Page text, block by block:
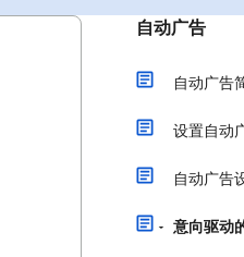
自动广告
自动广告
设置自动
自动广告
意向驱动